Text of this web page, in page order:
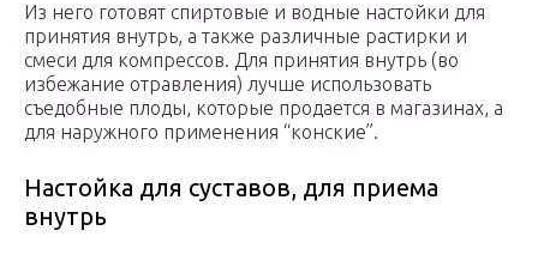
Из него готовят спиртовые и водные настойки для
принятия внутрь, а также различные растирки и
смеси для компрессов. Для принятия внутрь (во
избежание отравления) лучше использовать
съедобные плоды, которые продается в магазинах, а
для наружного применения “конские”.
Настойка для суставов, для приема
внутрь